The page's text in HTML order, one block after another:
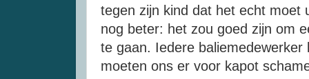
tegen zijn kind dat het echt moet
nog beter: het zou goed zijn om
te gaan. Iedere
moeten ons er voor kapot